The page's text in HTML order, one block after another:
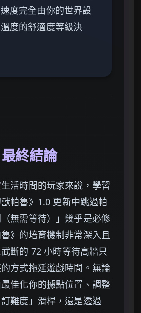
度完全由你的世界設
度的舒適度等級決
最終結論
活時間的玩家來說，學習
獸帕魯》1.0 更新中跳過帕
無需等待）」幾乎是必修
》的培育機制非常深入且
斷的 72 小時等待高牆只
方式拖延遊戲時間。無論
佳化你的據點位置、調整
難度」滑桿，還是透過